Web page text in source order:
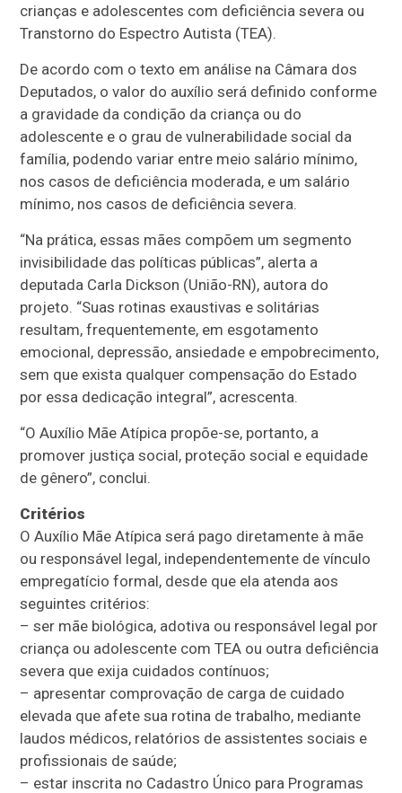
crianças e adolescentes com deficiência severa ou
Transtorno do Espectro Autista (TEA).
De acordo com o texto em análise na Câmara dos
Deputados, o valor do auxílio será definido conforme
a gravidade da condição da criança ou do
adolescente e o grau de vulnerabilidade social da
família, podendo variar entre meio salário mínimo,
nos casos de deficiência moderada, e um salário
mínimo, nos casos de deficiência severa.
“Na prática, essas mães compõem um segmento
invisibilidade das políticas públicas”, alerta a
deputada Carla Dickson (União-RN), autora do
projeto. “Suas rotinas exaustivas e solitárias
resultam, frequentemente, em esgotamento
emocional, depressão, ansiedade e empobrecimento,
sem que exista qualquer compensação do Estado
por essa dedicação integral”, acrescenta.
“O Auxílio Mãe Atípica propõe-se, portanto, a
promover justiça social, proteção social e equidade
de gênero”, conclui.
Critérios
O Auxílio Mãe Atípica será pago diretamente à mãe
ou responsável legal, independentemente de vínculo
empregatício formal, desde que ela atenda aos
seguintes critérios:
– ser mãe biológica, adotiva ou responsável legal por
criança ou adolescente com TEA ou outra deficiência
severa que exija cuidados contínuos;
– apresentar comprovação de carga de cuidado
elevada que afete sua rotina de trabalho, mediante
laudos médicos, relatórios de assistentes sociais e
profissionais de saúde;
– estar inscrita no Cadastro Único para Programas